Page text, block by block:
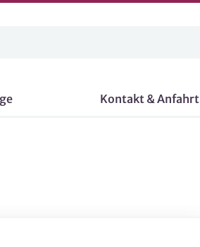
Kontakt & Anfahrt